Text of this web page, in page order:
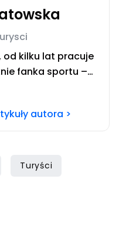
kilku lat pracuje
fanka sportu –
zwierząt.
autora >
Turyści